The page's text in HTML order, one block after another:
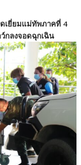
เยี่ยมแม่ทัพภาคที่ 4
กลงจอดฉุกเฉิน